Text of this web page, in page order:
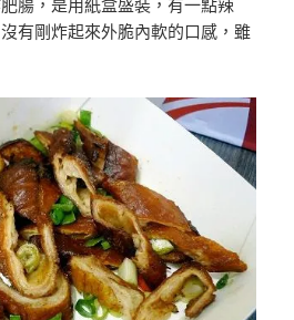
腸，是用紙盒盛裝，有一點辣
有剛炸起來外脆內軟的口感，雖